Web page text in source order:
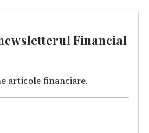
Financial
articole financiare.